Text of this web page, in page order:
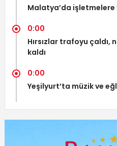
Malatya’da
0:00
Hırsızlar trafoyu çaldı,
kaldı
0:00
Yeşilyurt’ta müzik ve